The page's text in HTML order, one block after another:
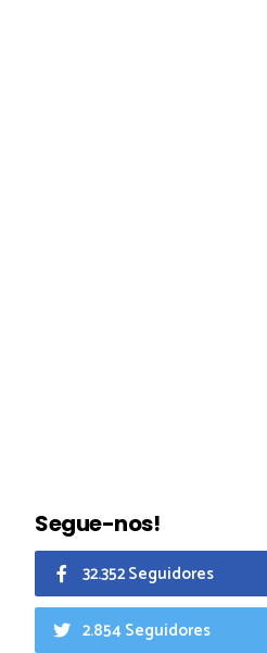
Segue-nos!
32.352 Seguidores
2.854 Seguidores